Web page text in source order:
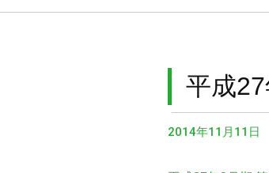
平成
2014年11月11日